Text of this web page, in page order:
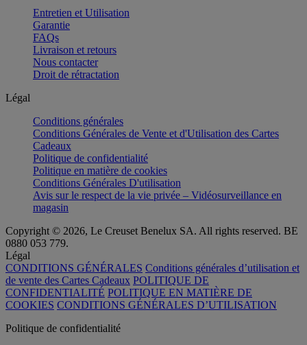
Entretien et Utilisation
Garantie
FAQs
Livraison et retours
Nous contacter
Droit de rétractation
Légal
Conditions générales
Conditions Générales de Vente et d'Utilisation des Cartes
Cadeaux
Politique de confidentialité
Politique en matière de cookies
Conditions Générales D'utilisation
Avis sur le respect de la vie privée – Vidéosurveillance en
magasin
Copyright © 2026, Le Creuset Benelux SA. All rights reserved. BE
0880 053 779.
Légal
CONDITIONS GÉNÉRALES Conditions générales d’utilisation et
de vente des Cartes Cadeaux POLITIQUE DE
CONFIDENTIALITÉ POLITIQUE EN MATIÈRE DE
COOKIES CONDITIONS GÉNÉRALES D’UTILISATION
Politique de confidentialité